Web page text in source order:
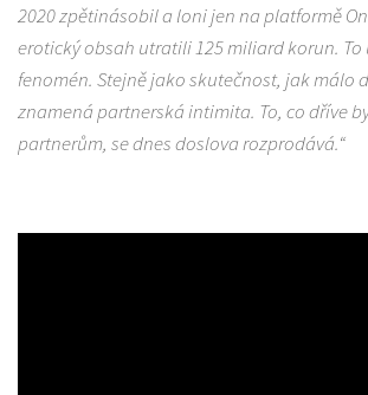
2020 zpětinásobil a loni jen na platformě
erotický obsah utratili 125 miliard korun. To
fenomén. Stejně jako skutečnost, jak málo
znamená partnerská intimita. To, co dříve
partnerům, se dnes doslova rozprodává.“